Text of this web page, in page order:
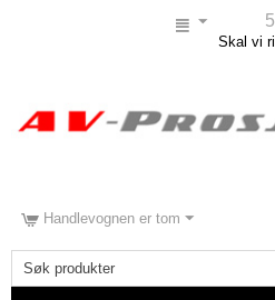
Skal vi
Handlevognen er tom